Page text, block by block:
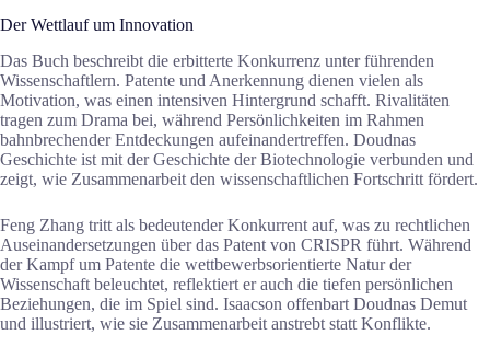
Der Wettlauf um Innovation
Das Buch beschreibt die erbitterte Konkurrenz unter führenden
Wissenschaftlern. Patente und Anerkennung dienen vielen als
Motivation, was einen intensiven Hintergrund schafft. Rivalitäten
tragen zum Drama bei, während Persönlichkeiten im Rahmen
bahnbrechender Entdeckungen aufeinandertreffen. Doudnas
Geschichte ist mit der Geschichte der Biotechnologie verbunden und
zeigt, wie Zusammenarbeit den wissenschaftlichen Fortschritt fördert.
Feng Zhang tritt als bedeutender Konkurrent auf, was zu rechtlichen
Auseinandersetzungen über das Patent von CRISPR führt. Während
der Kampf um Patente die wettbewerbsorientierte Natur der
Wissenschaft beleuchtet, reflektiert er auch die tiefen persönlichen
Beziehungen, die im Spiel sind. Isaacson offenbart Doudnas Demut
und illustriert, wie sie Zusammenarbeit anstrebt statt Konflikte.